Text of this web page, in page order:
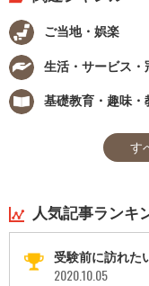
ご当地・娯楽
生活・サービス・
基礎教育・趣味・
す
人気記事ランキ
受験前に訪れた
2020.10.05